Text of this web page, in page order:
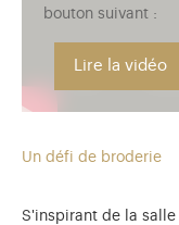
bouton suivant :
Lire la vidéo
Un défi de broderie
S'inspirant de la